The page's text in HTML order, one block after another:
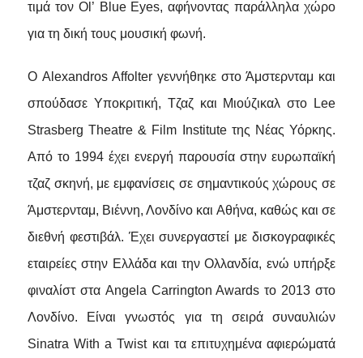
τιμά τον Ol ’ Blue Eyes, αφήνοντας παράλληλα χώρο
για τη δική τους μουσική φωνή.
Ο Alexandros Affolter γεννήθηκε στο Άμστερνταμ και
σπούδασε Υποκριτική, Τζαζ και Μιούζικαλ στο Lee
Strasberg Theatre & Film Institute της Νέας Υόρκης.
Από το 1994 έχει ενεργή παρουσία στην ευρωπαϊκή
τζαζ σκηνή, με εμφανίσεις σε σημαντικούς χώρους σε
Άμστερνταμ, Βιέννη, Λονδίνο και Αθήνα, καθώς και σε
διεθνή φεστιβάλ. Έχει συνεργαστεί με δισκογραφικές
εταιρείες στην Ελλάδα και την Ολλανδία, ενώ υπήρξε
φιναλίστ στα Angela Carrington Awards το 2013 στο
Λονδίνο. Είναι γνωστός για τη σειρά συναυλιών
Sinatra With a Twist και τα επιτυχημένα αφιερώματά